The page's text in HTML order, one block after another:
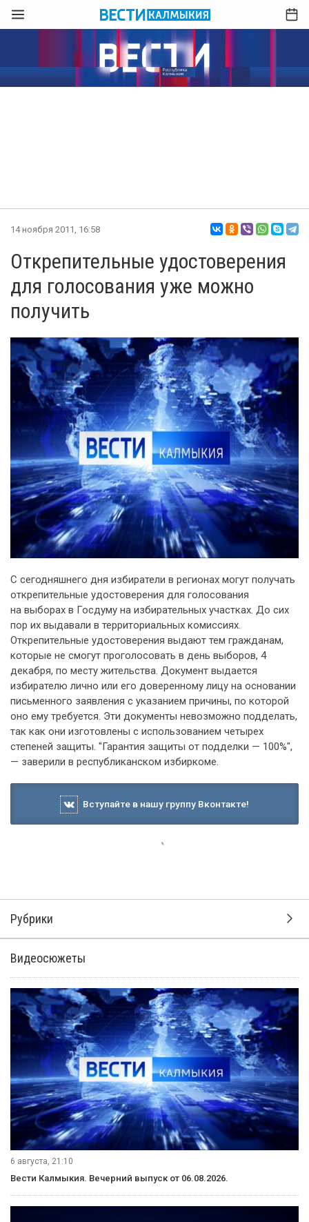
14 ноября 2011, 16:58
Открепительные удостоверения
для голосования уже можно
получить
С сегодняшнего дня избиратели в регионах могут получать
открепительные удостоверения для голосования
на выборах в Госдуму на избирательных участках. До сих
пор их выдавали в территориальных комиссиях.
Открепительные удостоверения выдают тем гражданам,
которые не смогут проголосовать в день выборов, 4
декабря, по месту жительства. Документ выдается
избирателю лично или его доверенному лицу на основании
письменного заявления с указанием причины, по которой
оно ему требуется. Эти документы невозможно подделать,
так как они изготовлены с использованием четырех
степеней защиты. "Гарантия защиты от подделки — 100%",
— заверили в республиканском избиркоме.
Вступайте в нашу группу Вконтакте!
продолжит заботиться о
ветеранах
Президент России Дмитрий Медведев пообщался
с ветеранами Великой Отечественной войны. Встреча была
посвящена 70-летию легендарного парада 1941 года
на Красной площади.
По словам главы государства, за последние годы удалось
решить многие задачи по социальному обеспечению
ветеранов. Однако при средней неплохой ситуации
в различных регионах дела обстоят абсолютно по-
разному.
"В Москве все хорошо налажено, это один из примеров для
других регионов", — считает президент. При этом далеко
не все решают деньги, уверен Медведев. "Иногда очень
важно элементарное внимание, это зависит от конкретных